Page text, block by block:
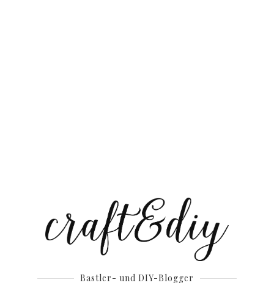
Bastler- und DIY-Blogger